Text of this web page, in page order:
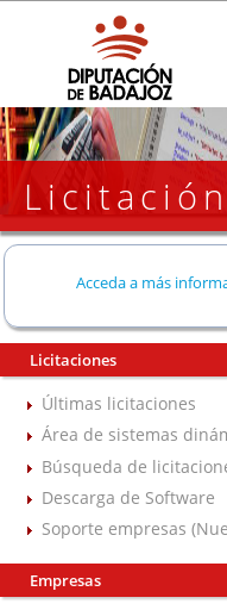
Licitación
Acceda a más
Licitaciones
Últimas licitaciones
Área de sistemas
Búsqueda de
Descarga de Software
Soporte empresas
Empresas